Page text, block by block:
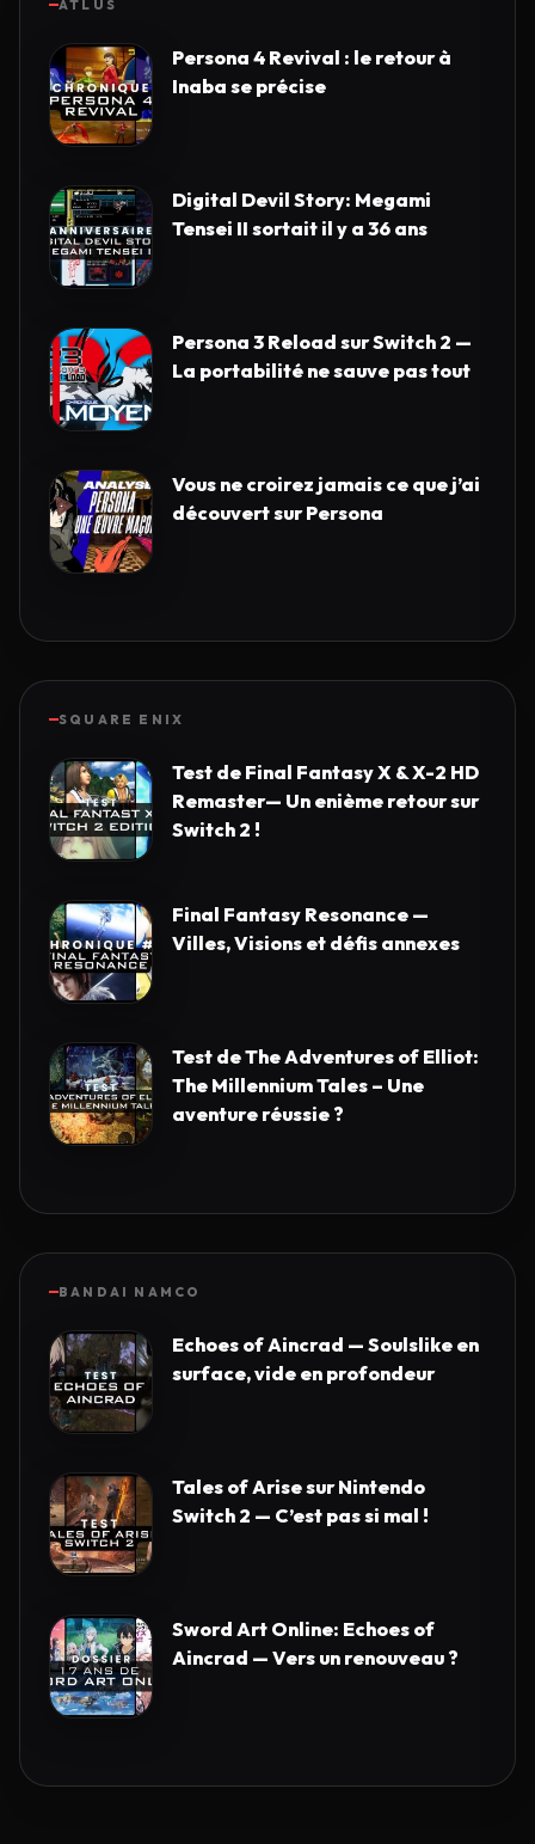
ATLUS
Persona 4 Revival : le retour à
Inaba se précise
Digital Devil Story: Megami
Tensei II sortait il y a 36 ans
Persona 3 Reload sur Switch 2 —
La portabilité ne sauve pas tout
Vous ne croirez jamais ce que j’ai
découvert sur Persona
SQUARE ENIX
Test de Final Fantasy X & X-2 HD
Remaster— Un enième retour sur
Switch 2 !
Final Fantasy Resonance —
Villes, Visions et défis annexes
Test de The Adventures of Elliot:
The Millennium Tales – Une
aventure réussie ?
BANDAI NAMCO
Echoes of Aincrad — Soulslike en
surface, vide en profondeur
Tales of Arise sur Nintendo
Switch 2 — C’est pas si mal !
Sword Art Online: Echoes of
Aincrad — Vers un renouveau ?